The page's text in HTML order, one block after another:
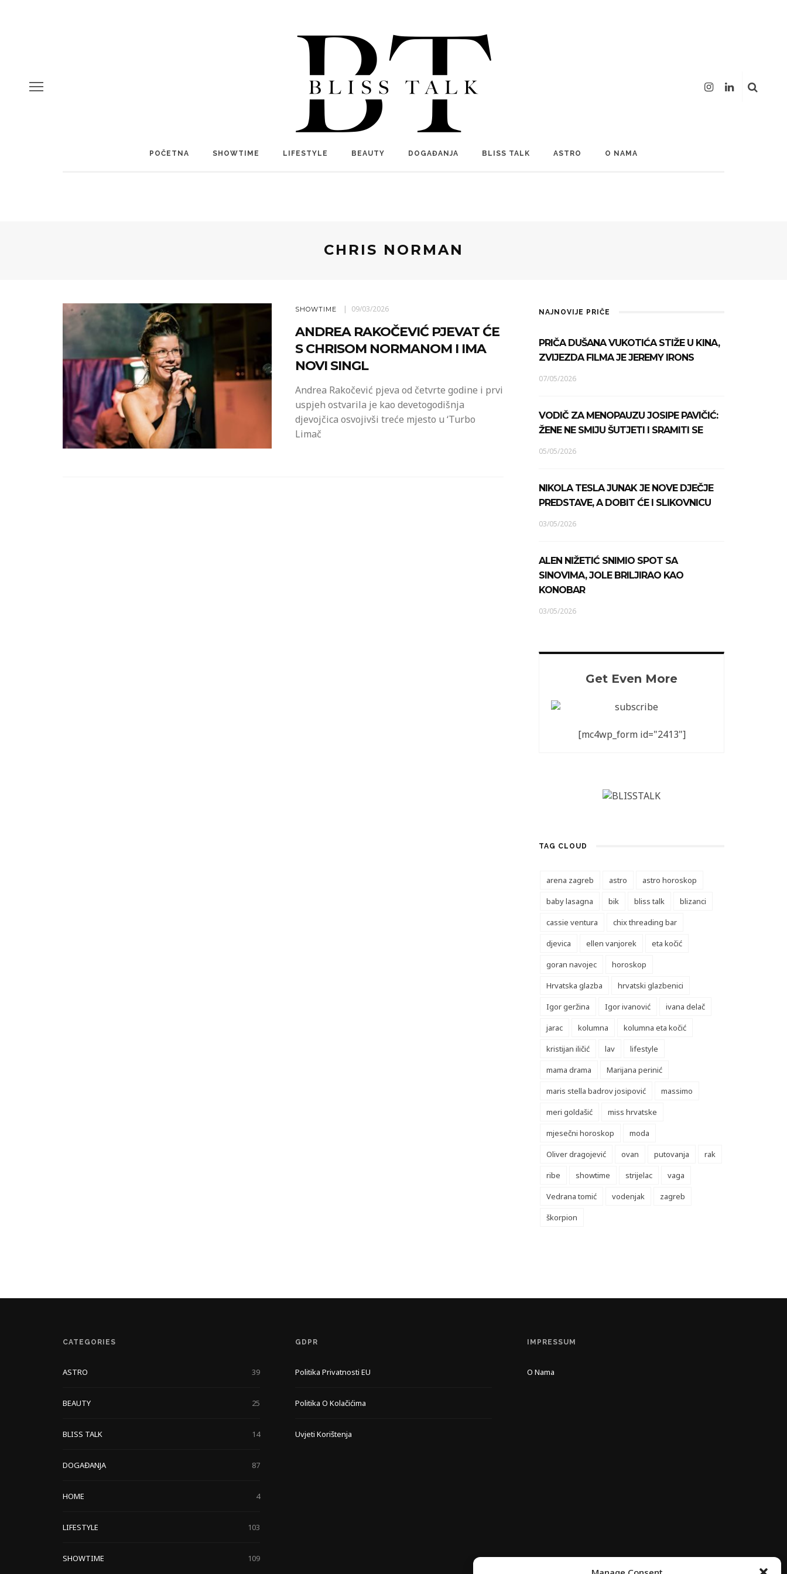
POČETNA SHOWTIME LIFESTYLE BEAUTY DOGAĐANJA BLISS TALK ASTRO O NAMA
CHRIS NORMAN
SHOWTIME 09/03/2026
ANDREA RAKOČEVIĆ PJEVAT ĆE
S CHRISOM NORMANOM I IMA
NOVI SINGL
Andrea Rakočević pjeva od četvrte godine i prvi
uspjeh ostvarila je kao devetogodišnja
djevojčica osvojivši treće mjesto u ‘Turbo
Limač
NAJNOVIJE PRIČE
PRIČA DUŠANA VUKOTIĆA STIŽE U KINA,
ZVIJEZDA FILMA JE JEREMY IRONS
07/05/2026
VODIČ ZA MENOPAUZU JOSIPE PAVIČIĆ:
ŽENE NE SMIJU ŠUTJETI I SRAMITI SE
05/05/2026
NIKOLA TESLA JUNAK JE NOVE DJEČJE
PREDSTAVE, A DOBIT ĆE I SLIKOVNICU
03/05/2026
ALEN NIŽETIĆ SNIMIO SPOT SA
SINOVIMA, JOLE BRILJIRAO KAO
KONOBAR
03/05/2026
Get Even More
[mc4wp_form id="2413"]
TAG CLOUD
arena zagreb astro
astro horoskop
baby lasagna
bik bliss talk
blizanci
cassie ventura
chix threading bar
djevica
ellen vanjorek
eta kočić
goran navojec
horoskop
Hrvatska glazba
hrvatski glazbenici
Igor geržina
Igor ivanović
ivana delač
jarac
kolumna
kolumna eta kočić
kristijan iličić
lav
lifestyle
mama drama
Marijana perinić
maris stella badrov josipović
massimo
meri goldašić
miss hrvatske
mjesečni horoskop
moda
Oliver dragojević
ovan putovanja
rak
ribe
showtime strijelac
vaga
Vedrana tomić
vodenjak
zagreb
škorpion
CATEGORIES
ASTRO 39
BEAUTY 25
BLISS TALK 14
DOGAĐANJA 87
HOME 4
LIFESTYLE 103
SHOWTIME 109
GDPR
Politika Privatnosti EU
Politika O Kolačićima
Uvjeti Korištenja
IMPRESSUM
O Nama